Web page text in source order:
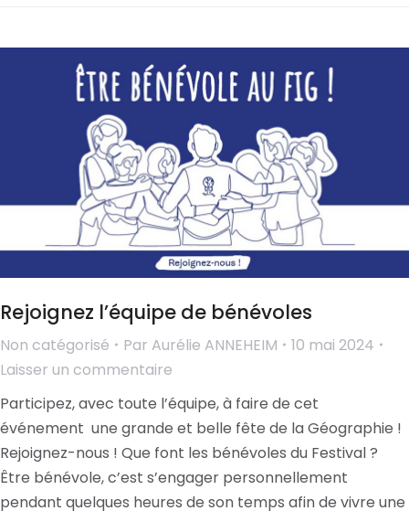
Rejoignez l’équipe de bénévoles
Non catégorisé Par Aurélie ANNEHEIM
10 mai 2024
Laisser un commentaire
Participez, avec toute l’équipe, à faire de cet
événement une grande et belle fête de la Géographie !
Rejoignez-nous ! Que font les bénévoles du Festival ?
Être bénévole, c’est s’engager personnellement
pendant quelques heures de son temps afin de vivre une